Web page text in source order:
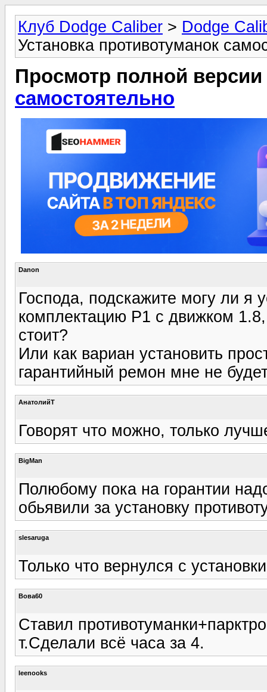
Клуб Dodge Caliber > Dodge
Установка противотуманок
Просмотр полной
самостоятельно
Danon
Господа, подскажите могу ли я
комплектацию Р1 с движком 1.8,
стоит?
Или как вариан установить
гарантийный ремон мне не
АнатолийТ
Говорят что можно, только
BigMan
Полюбому пока на горантии
обьявили за установку
slesaruga
Только что вернулся с
Вова60
Ставил
т.Сделали всё часа за 4.
leenooks